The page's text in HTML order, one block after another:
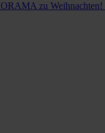
zu Weihnachten!